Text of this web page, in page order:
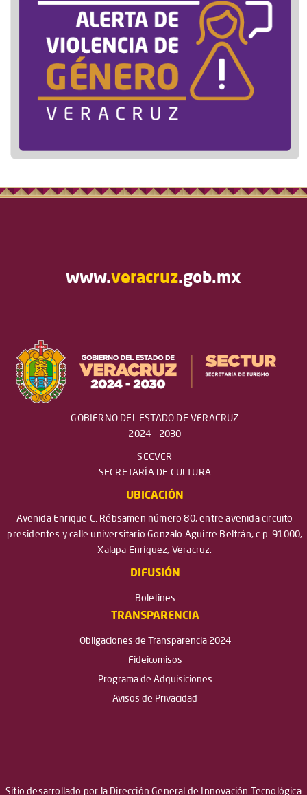
www.veracruz.gob.mx
GOBIERNO DEL ESTADO DE VERACRUZ
2024 - 2030
SECVER
SECRETARÍA DE CULTURA
UBICACIÓN
Avenida Enrique C. Rébsamen número 80, entre avenida circuito
presidentes y calle universitario Gonzalo Aguirre Beltrán, c.p. 91000,
Xalapa Enríquez, Veracruz.
DIFUSIÓN
Boletines
TRANSPARENCIA
Obligaciones de Transparencia 2024
Fideicomisos
Programa de Adquisiciones
Avisos de Privacidad
Sitio desarrollado por la Dirección General de Innovación Tecnológica